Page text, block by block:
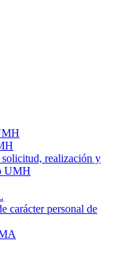
realización y
UMH
carácter personal de